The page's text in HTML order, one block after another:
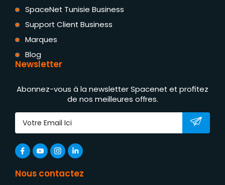
SpaceNet Tunisie Business
Support Client Business
Marques
Blog
Newsletter
Abonnez-vous à la newsletter Spacenet et profitez
de nos meilleures offres.
Nous contactez